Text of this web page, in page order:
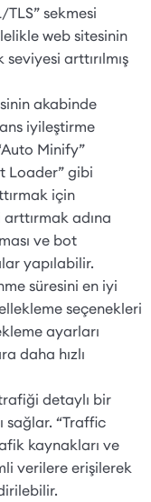
sekmesi
web sitesinin
arttırılmış
akabinde
iyileştirme
Minify”
Loader” gibi
için
arttırmak adına
ve bot
yapılabilir.
süresini en iyi
seçenekleri
ayarları
daha hızlı
detaylı bir
sağlar. “Traffic
kaynakları ve
verilere erişilerek